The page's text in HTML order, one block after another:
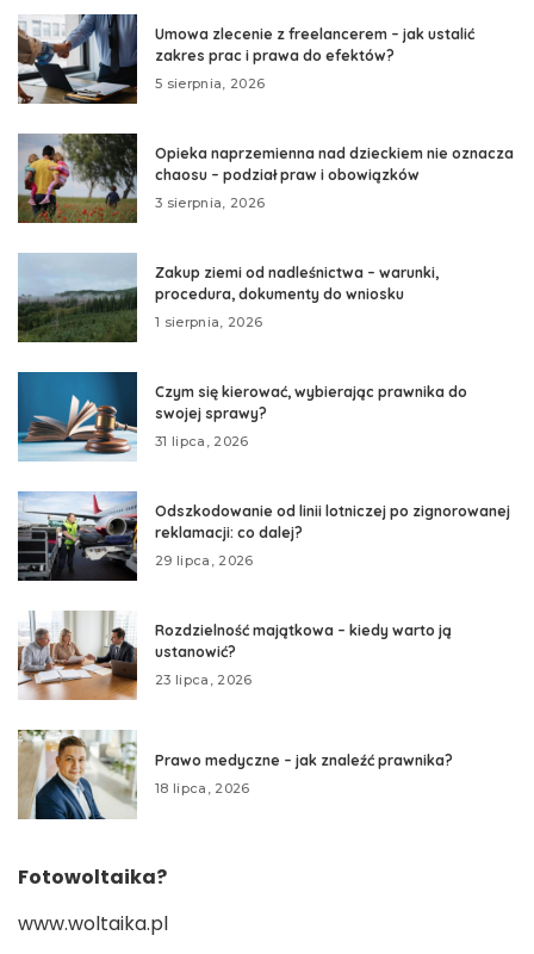
Umowa zlecenie z freelancerem – jak ustalić
zakres prac i prawa do efektów?
5 sierpnia, 2026
Opieka naprzemienna nad dzieckiem nie oznacza
chaosu – podział praw i obowiązków
3 sierpnia, 2026
Zakup ziemi od nadleśnictwa – warunki,
procedura, dokumenty do wniosku
1 sierpnia, 2026
Czym się kierować, wybierając prawnika do
swojej sprawy?
31 lipca, 2026
Odszkodowanie od linii lotniczej po zignorowanej
reklamacji: co dalej?
29 lipca, 2026
Rozdzielność majątkowa – kiedy warto ją
ustanowić?
23 lipca, 2026
Prawo medyczne – jak znaleźć prawnika?
18 lipca, 2026
Fotowoltaika?
www.woltaika.pl